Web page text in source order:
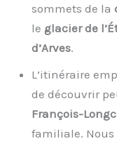
sommets de la
le glacier de
d’Arves.
L’itinéraire
de découvrir
François-
familiale. Nous